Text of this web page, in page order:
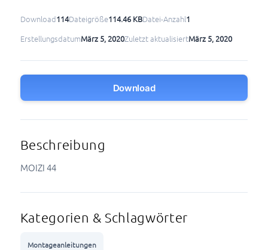
Download114Dateigröße114.46 KBDatei-Anzahl1
ErstellungsdatumMärz 5, 2020Zuletzt aktualisiertMärz 5, 2020
Download
Beschreibung
MOIZI 44
Kategorien & Schlagwörter
Montageanleitungen